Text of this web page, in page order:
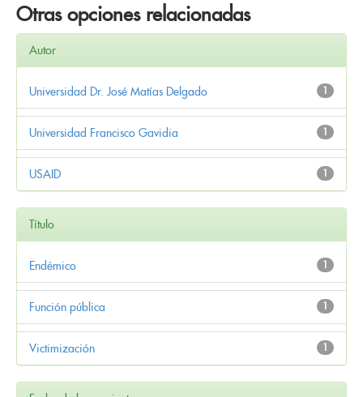
Otras opciones relacionadas
Autor
1
Universidad Dr. José Matías Delgado
1
Universidad Francisco Gavidia
1
USAID
Título
1
Endémico
1
Función pública
1
Victimización